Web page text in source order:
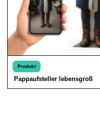
Produkt
Pappaufsteller lebensgroß